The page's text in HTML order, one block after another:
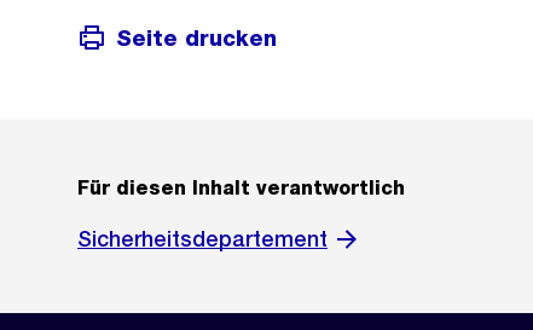
Seite drucken
Für diesen Inhalt verantwortlich
Sicherheitsdepartement